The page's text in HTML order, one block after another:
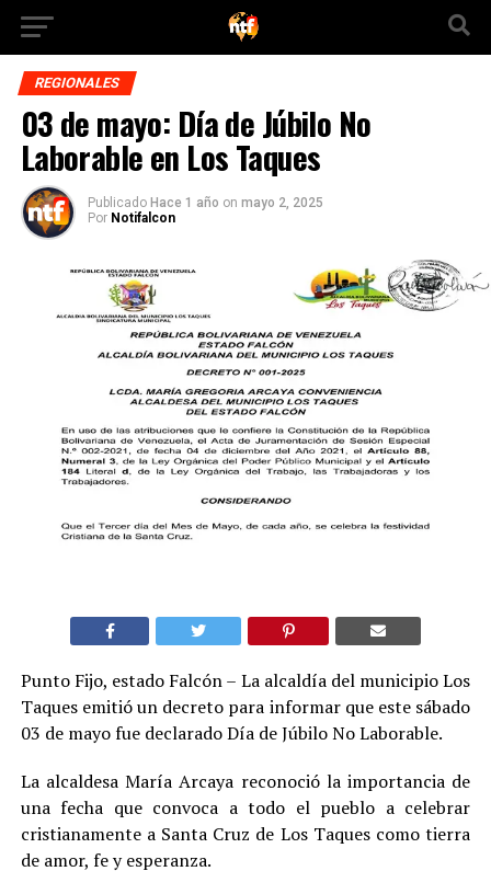
REGIONALES
03 de mayo: Día de Júbilo No
Laborable en Los Taques
Publicado Hace 1 año on mayo 2, 2025
Por Notifalcon
Punto Fijo, estado Falcón – La alcaldía del municipio Los
Taques emitió un decreto para informar que este sábado
03 de mayo fue declarado Día de Júbilo No Laborable.
La alcaldesa María Arcaya reconoció la importancia de
una fecha que convoca a todo el pueblo a celebrar
cristianamente a Santa Cruz de Los Taques como tierra
de amor, fe y esperanza.